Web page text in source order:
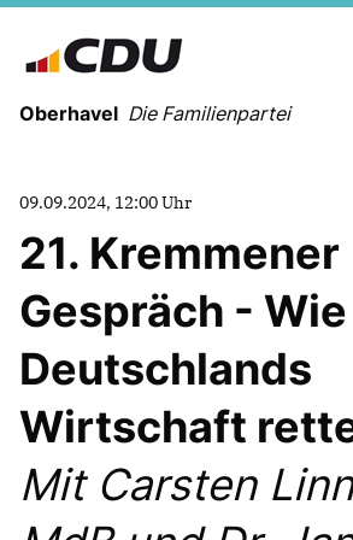
Oberhavel Die Familienpartei
NEUIGKEITEN
TERMINE
KREISVORSTAND
ORTSVERBÄNDE
VEREINIGUNGEN
Leitprogramm der CDU
09.09.2024, 12:00 Uhr
21. Kremmener
Gespräch - Wie
Deutschlands
Wirtschaft
Mit Carsten